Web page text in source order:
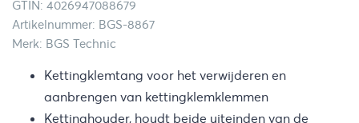
GTIN: 4026947088679
Artikelnummer: BGS-8867
Merk: BGS Technic
Kettingklemtang voor het verwijderen en
aanbrengen van kettingklemklemmen
Kettinghouder, houdt beide uiteinden van de